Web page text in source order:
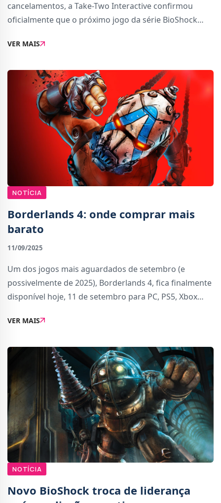
cancelamentos, a Take-Two Interactive confirmou
oficialmente que o próximo jogo da série BioShock
depois de um período turbulento para o estúdio
VER MAIS
NOTÍCIA
Borderlands 4: onde comprar mais
barato
11/09/2025
Um dos jogos mais aguardados de setembro (e
possivelmente de 2025), Borderlands 4, fica finalmente
disponível hoje, 11 de setembro para PC, PS5, Xbox
pela Gearbox Software (os criadores da saga),
VER MAIS
NOTÍCIA
Novo BioShock troca de liderança